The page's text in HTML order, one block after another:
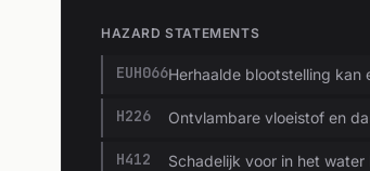
HAZARD STATEMENTS
EUH066Herhaalde blootstelling kan
H226 Ontvlambare vloeistof en
H412 Schadelijk voor in het